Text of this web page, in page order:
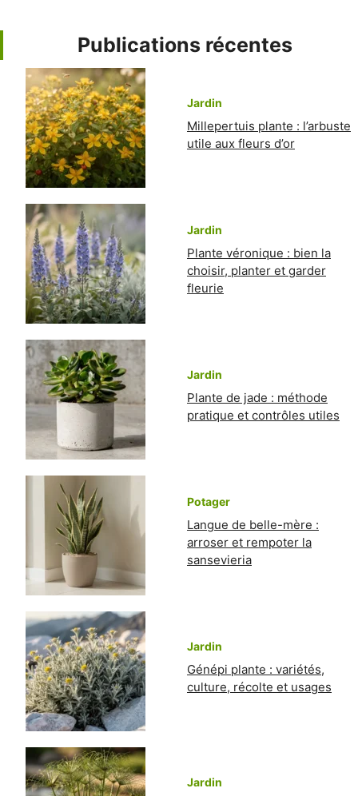
Publications récentes
Jardin
Millepertuis plante : l’arbuste
utile aux fleurs d’or
Jardin
Plante véronique : bien la
choisir, planter et garder
fleurie
Jardin
Plante de jade : méthode
pratique et contrôles utiles
Potager
Langue de belle-mère :
arroser et rempoter la
sansevieria
Jardin
Génépi plante : variétés,
culture, récolte et usages
Jardin